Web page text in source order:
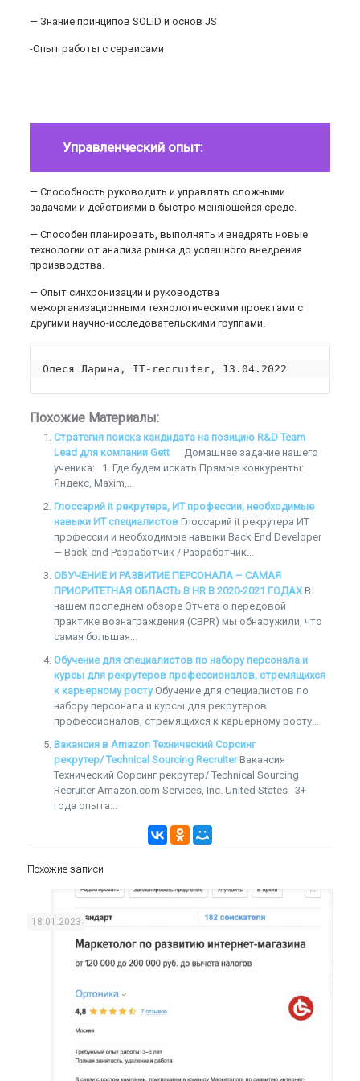
— Знание принципов SOLID и основ JS
-Опыт работы с сервисами
Управленческий опыт:
— Способность руководить и управлять сложными
задачами и действиями в быстро меняющейся среде.
— Способен планировать, выполнять и внедрять новые
технологии от анализа рынка до успешного внедрения
производства.
— Опыт синхронизации и руководства
межорганизационными технологическими проектами с
другими научно-исследовательскими группами.
Олеся Ларина, IT-recruiter, 13.04.2022
Похожие Материалы:
Стратегия поиска кандидата на позицию R&D Team
Lead для компании Gett
Домашнее задание нашего
ученика: 1. Где будем искать Прямые конкуренты:
Яндекс, Maxim,...
Глоссарий it рекрутера, ИТ профессии, необходимые
навыки ИТ специалистов Глоссарий it рекрутера ИТ
профессии и необходимые навыки Back End Developer
— Back-end Разработчик / Разработчик...
ОБУЧЕНИЕ И РАЗВИТИЕ ПЕРСОНАЛА – САМАЯ
ПРИОРИТЕТНАЯ ОБЛАСТЬ В HR В 2020-2021 ГОДАХ В
нашем последнем обзоре Отчета о передовой
практике вознаграждения (CBPR) мы обнаружили, что
самая большая...
Обучение для специалистов по набору персонала и
курсы для рекрутеров профессионалов, стремящихся
к карьерному росту Обучение для специалистов по
набору персонала и курсы для рекрутеров
профессионалов, стремящихся к карьерному росту...
Вакансия в Amazon Технический Сорсинг
рекрутер/ Technical Sourcing Recruiter Вакансия
Технический Сорсинг рекрутер/ Technical Sourcing
Recruiter Amazon.com Services, Inc. United States 3+
года опыта...
Похожие записи
18.01.2023